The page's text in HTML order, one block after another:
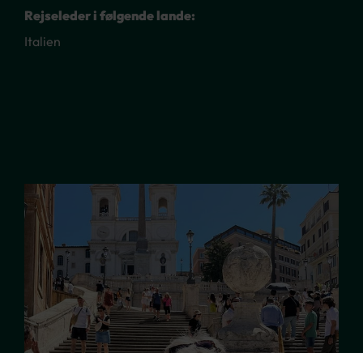
Rejseleder i følgende lande:
Italien